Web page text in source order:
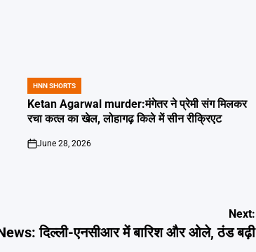
POSTED
IN
HNN SHORTS
Ketan Agarwal murder:मंगेतर ने प्रेमी संग मिलकर
रचा कत्ल का खेल, लोहागढ़ किले में सीन रीक्रिएट
on
June 28, 2026
Next:
दिल्ली-एनसीआर में बारिश और ओले, ठंड बढ़ी